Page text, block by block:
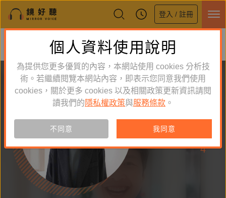
登入 / 註冊
鏡好聽全新APP上線
體驗全面升級，即刻下載
54
作品
4
個人資料使用說明
為提供您更多優質的內容，本網站使用 cookies 分析技
術。若繼續閱覽本網站內容，即表示您同意我們使用
cookies，關於更多 cookies 以及相關政策更新資訊請閱
讀我們的 隱私權政策與服務條款 。
不同意 我同意